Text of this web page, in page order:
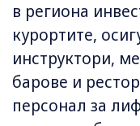
в региона
курортите,
инструктори,
барове и
персонал за